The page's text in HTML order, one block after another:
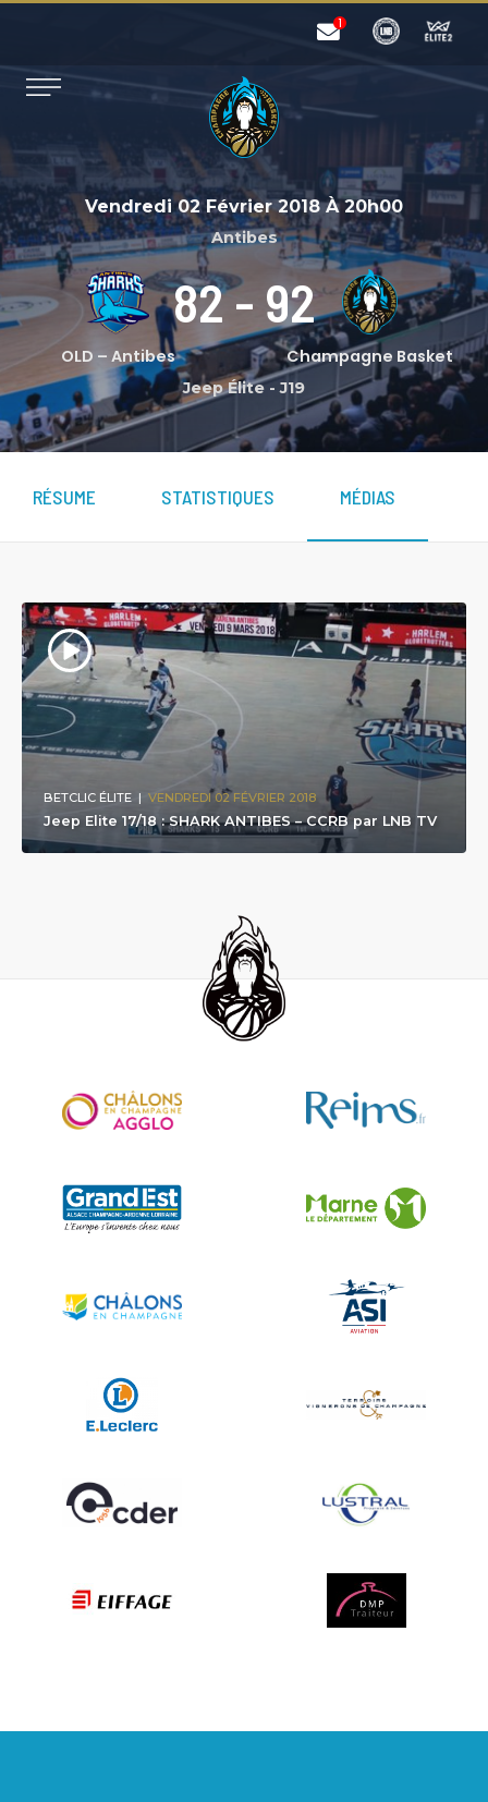
Vendredi 02 Février 2018À 20h00
Antibes
Champagne Basket
92
-
82
OLD – Antibes
Jeep Élite-J19
RÉSUME STATISTIQUES MÉDIAS
BETCLIC ÉLITE | VENDREDI 02 FÉVRIER 2018
Jeep Elite 17/18 : SHARK ANTIBES – CCRB par LNB TV